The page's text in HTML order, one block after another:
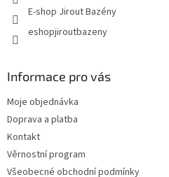
E-shop Jirout Bazény
eshopjiroutbazeny
Informace pro vás
Moje objednávka
Doprava a platba
Kontakt
Věrnostní program
Všeobecné obchodní podmínky